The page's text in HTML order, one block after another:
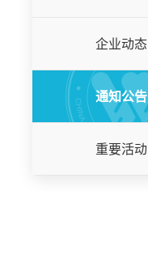
企业动态
通知公告
重要活动